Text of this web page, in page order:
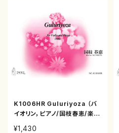
K1006HR Guluriyoza （バ
イオリン，ピアノ/国枝春恵/楽
¥1,430